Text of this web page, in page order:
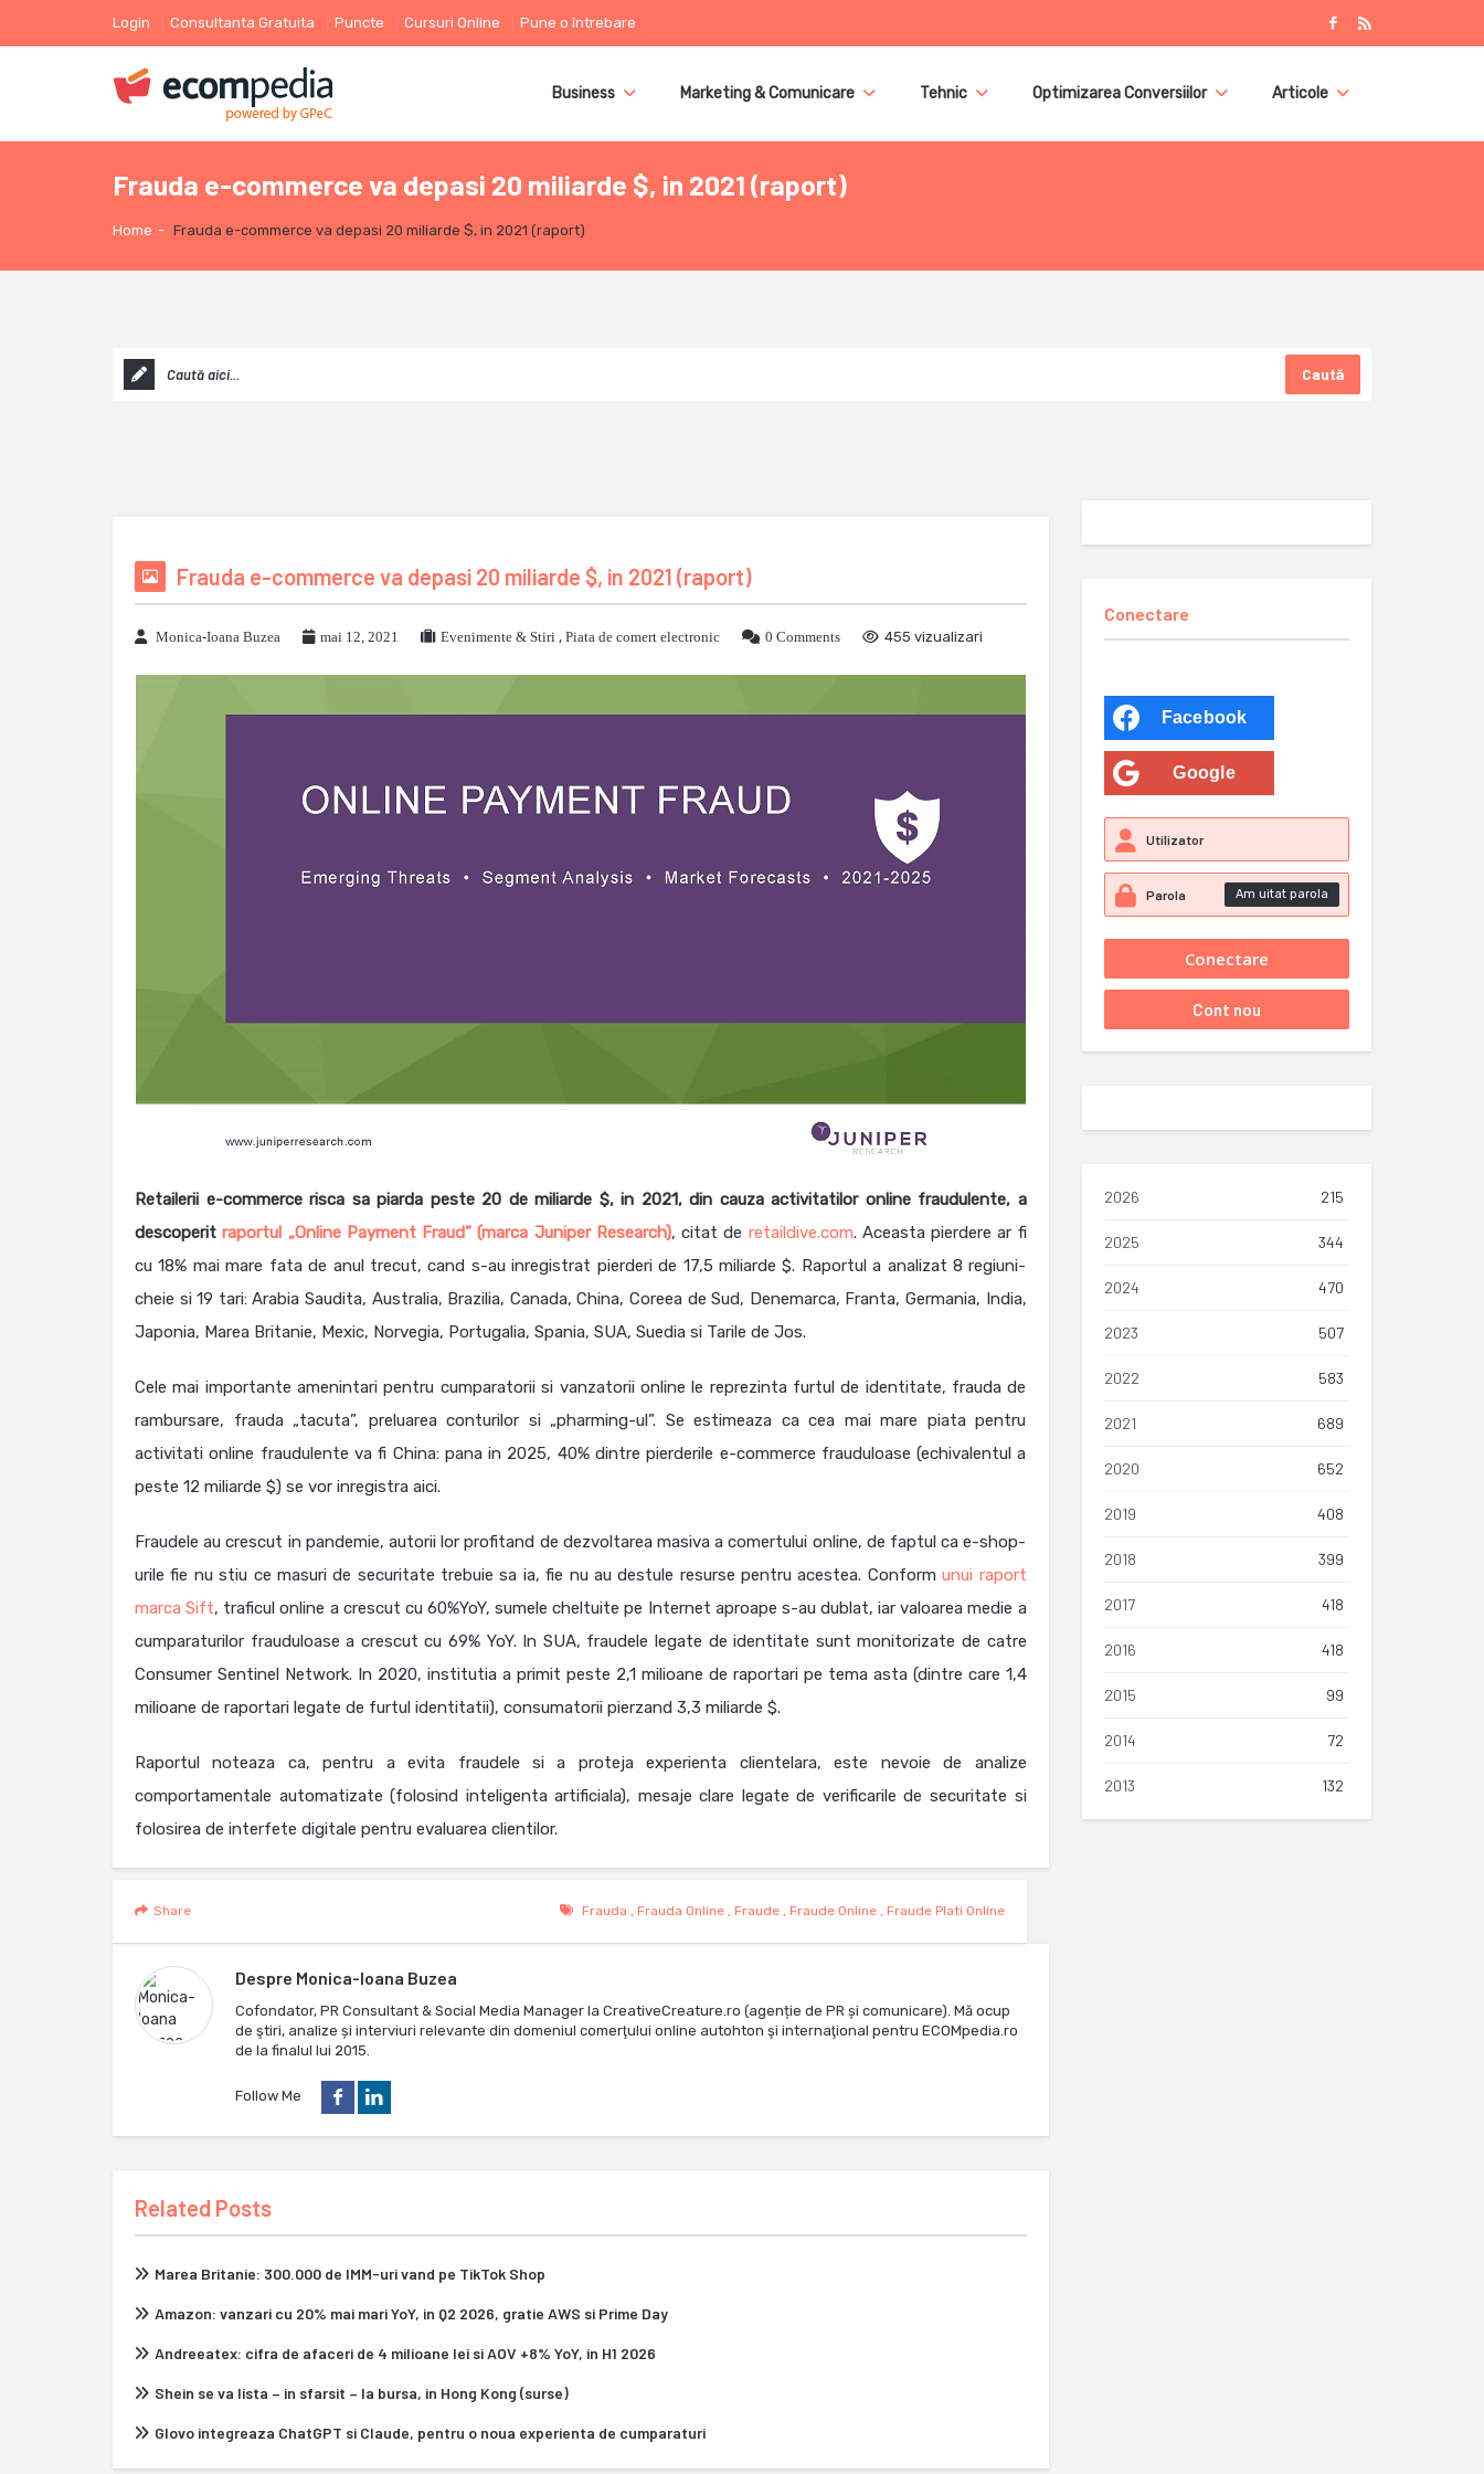
Login Consultanta Gratuita Puncte Cursuri Online Pune o întrebare
Business Marketing & Comunicare Tehnic Optimizarea Conversiilor Articole
Frauda e-commerce va depasi 20 miliarde $, in 2021 (raport)
Home - Frauda e-commerce va depasi 20 miliarde $, in 2021 (raport)
Caută
Frauda e-commerce va depasi 20 miliarde $, in 2021 (raport)
Monica-Ioana Buzea mai 12, 2021 Evenimente & Stiri , Piata de comert electronic 0 Comments 455 vizualizari
Retailerii e-commerce risca sa piarda peste 20 de miliarde $, in 2021, din cauza activitatilor online fraudulente, a
descoperitraportul „Online Payment Fraud” (marca Juniper Research), citat de retaildive.com. Aceasta pierdere ar fi
cu 18% mai mare fata de anul trecut, cand s-au inregistrat pierderi de 17,5 miliarde $. Raportul a analizat 8 regiuni-
cheie si 19 tari: Arabia Saudita, Australia, Brazilia, Canada, China, Coreea de Sud, Denemarca, Franta, Germania, India,
Japonia, Marea Britanie, Mexic, Norvegia, Portugalia, Spania, SUA, Suedia si Tarile de Jos.
Cele mai importante amenintari pentru cumparatorii si vanzatorii online le reprezinta furtul de identitate, frauda de
rambursare, frauda „tacuta”, preluarea conturilor si „pharming-ul”. Se estimeaza ca cea mai mare piata pentru
activitati online fraudulente va fi China: pana in 2025, 40% dintre pierderile e-commerce frauduloase (echivalentul a
peste 12 miliarde $) se vor inregistra aici.
Fraudele au crescut in pandemie, autorii lor profitand de dezvoltarea masiva a comertului online, de faptul ca e-shop-
urile fie nu stiu ce masuri de securitate trebuie sa ia, fie nu au destule resurse pentru acestea. Conformunui raport
marca Sift, traficul online a crescut cu 60%YoY, sumele cheltuite pe Internet aproape s-au dublat, iar valoarea medie a
cumparaturilor frauduloase a crescut cu 69% YoY. In SUA, fraudele legate de identitate sunt monitorizate de catre
Consumer Sentinel Network. In 2020, institutia a primit peste 2,1 milioane de raportari pe tema asta (dintre care 1,4
milioane de raportari legate de furtul identitatii), consumatorii pierzand 3,3 miliarde $.
Raportul noteaza ca, pentru a evita fraudele si a proteja experienta clientelara, este nevoie de analize
comportamentale automatizate (folosind inteligenta artificiala), mesaje clare legate de verificarile de securitate si
folosirea de interfete digitale pentru evaluarea clientilor.
Frauda , Frauda Online, Fraude, Fraude Online, Fraude Plati Online
Share
Despre Monica-Ioana Buzea
Cofondator, PR Consultant & Social Media Manager la CreativeCreature.ro (agenție de PR și comunicare). Mă ocup
de ştiri, analize și interviuri relevante din domeniul comerţului online autohton şi internaţional pentru ECOMpedia.ro
de la finalul lui 2015.
Follow Me
Related Posts
Marea Britanie: 300.000 de IMM-uri vand pe TikTok Shop
Amazon: vanzari cu 20% mai mari YoY, in Q2 2026, gratie AWS si Prime Day
Andreeatex: cifra de afaceri de 4 milioane lei si AOV +8% YoY, in H1 2026
Shein se va lista – in sfarsit – la bursa, in Hong Kong (surse)
Glovo integreaza ChatGPT si Claude, pentru o noua experienta de cumparaturi
Conectare
Facebook
Google
Am uitat parola
2026 215
2025 344
2024 470
2023 507
2022 583
2021 689
2020 652
2019 408
2018 399
2017 418
2016 418
2015 99
2014 72
2013 132